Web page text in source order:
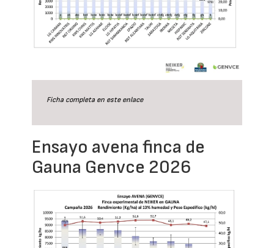
Ficha completa en este enlace
Ensayo avena finca de
Gauna Genvce 2026